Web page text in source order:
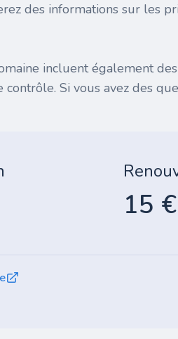
des informations sur les
incluent également
Si vous avez des
15 €